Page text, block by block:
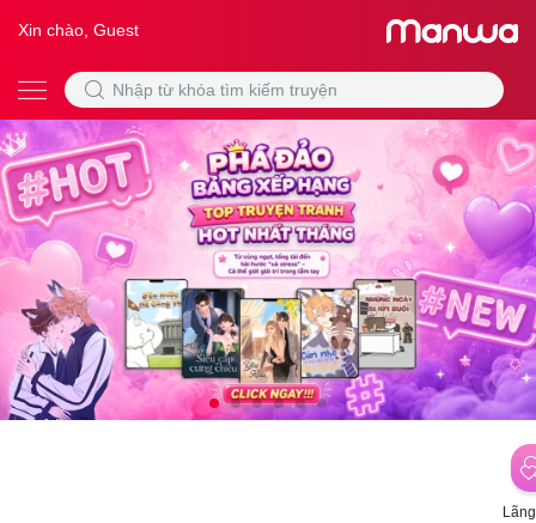
Xin chào, Guest